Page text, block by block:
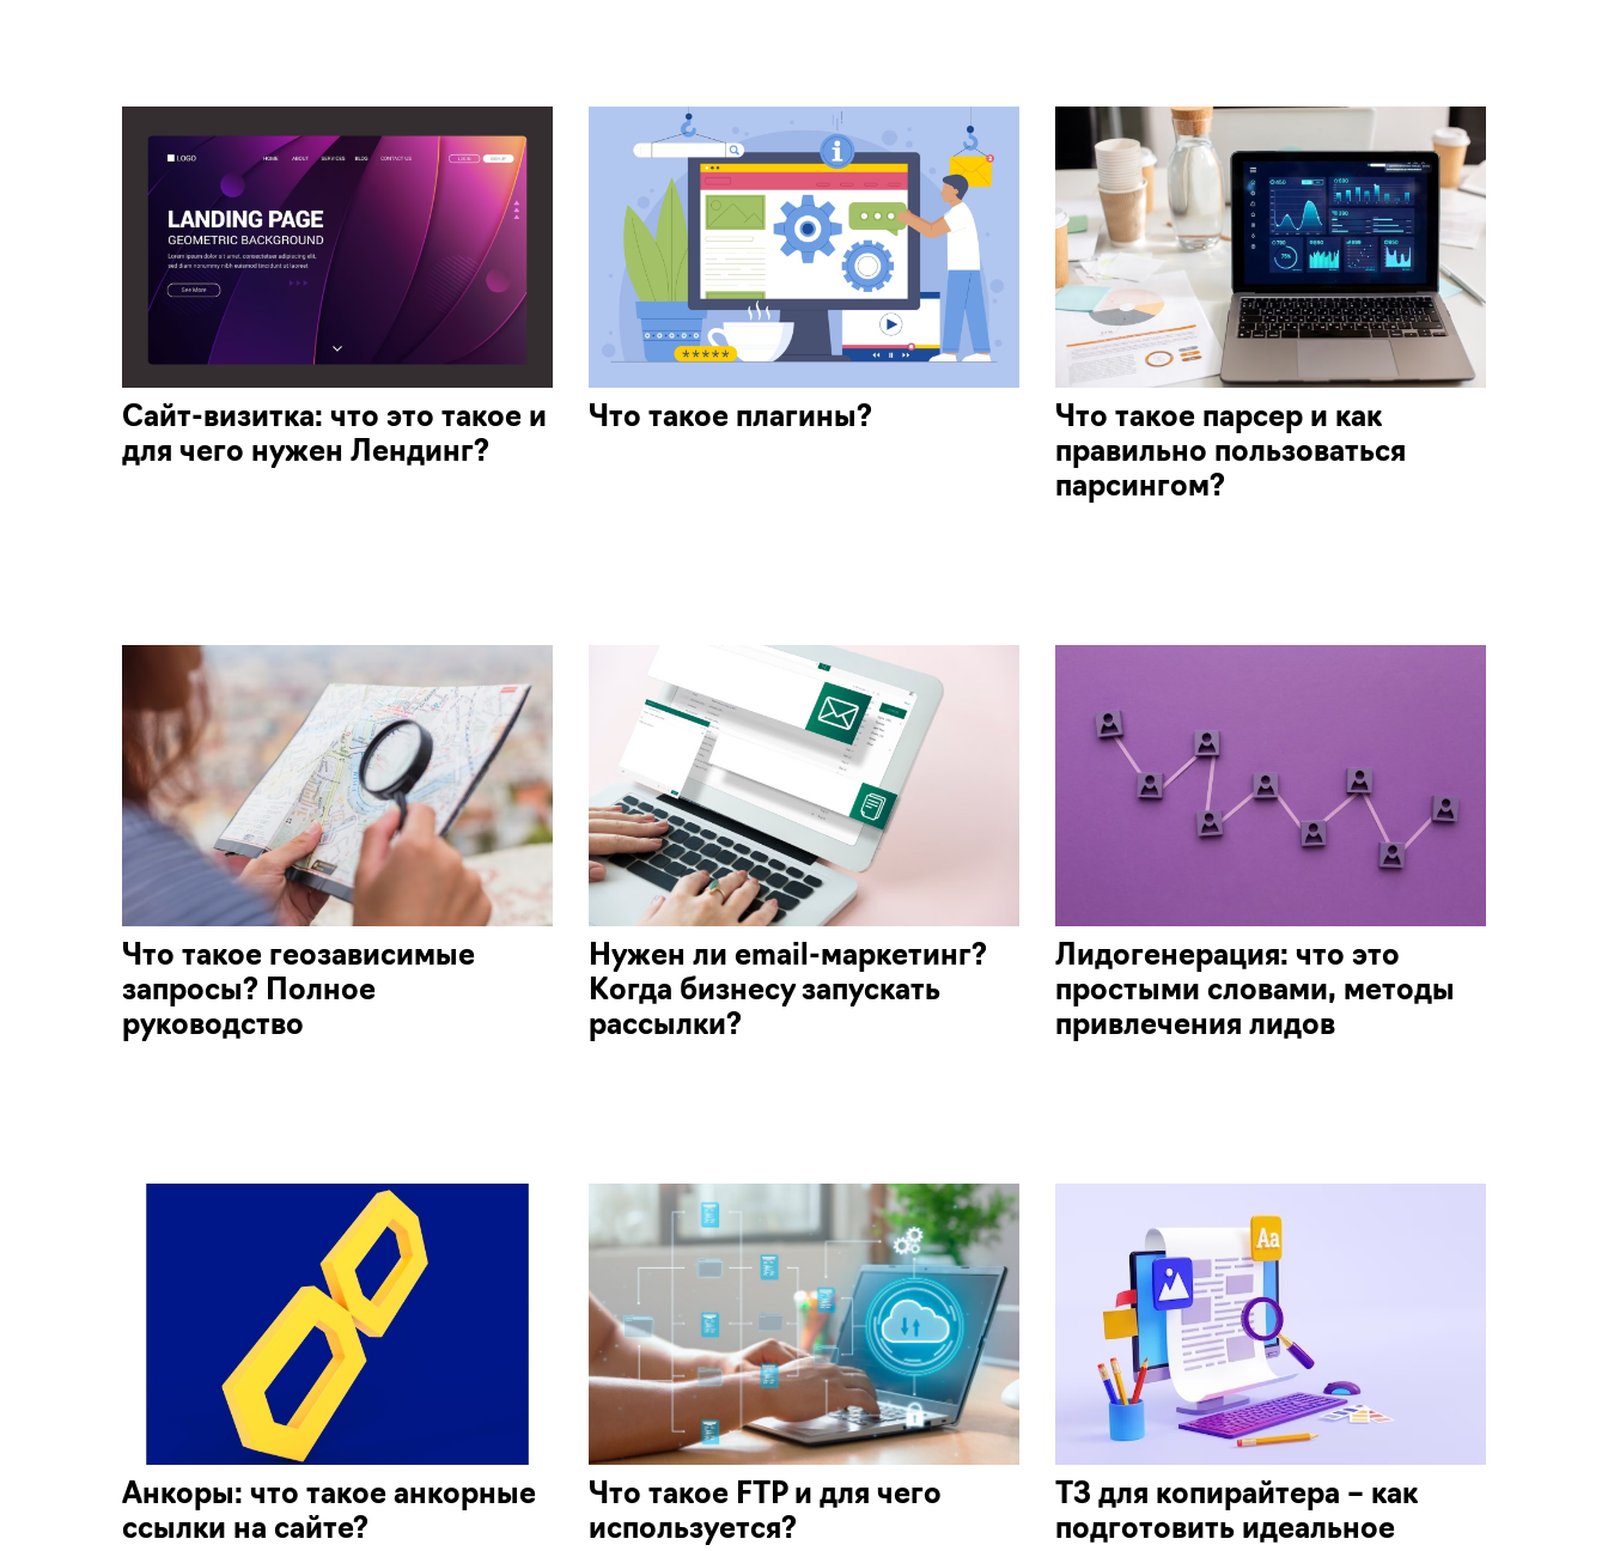
Сайт-визитка: что это такое и
для чего нужен Лендинг?
Что такое плагины?
Что такое парсер и как
правильно пользоваться
парсингом?
Что такое геозависимые
запросы? Полное
руководство
Нужен ли email-маркетинг?
Когда бизнесу запускать
рассылки?
Лидогенерация: что это
простыми словами, методы
привлечения лидов
Анкоры: что такое анкорные
ссылки на сайте?
Что такое FTP и для чего
используется?
ТЗ для копирайтера – как
подготовить идеальное